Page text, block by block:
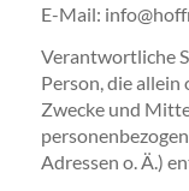
E-Mail:
Verantwortliche
Person, die allein
Zwecke und
Adressen o. Ä.)